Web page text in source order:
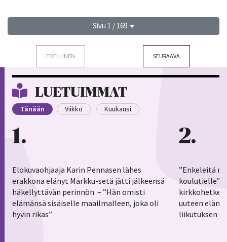
Sivu 1 / 169
EDELLINEN SEURAAVA
LUETUIMMAT
Tänään Viikko Kuukausi
1
Elokuvaohjaaja Karin Pennasen lähes
erakkona elänyt Markku-setä jätti jälkeensä
häkellyttävän perinnön – ”Hän omisti
elämänsä sisäiselle maailmalleen, joka oli
hyvin rikas”
2
”Enkeleitä
koulutielle”–
uuteen
liikutuksen